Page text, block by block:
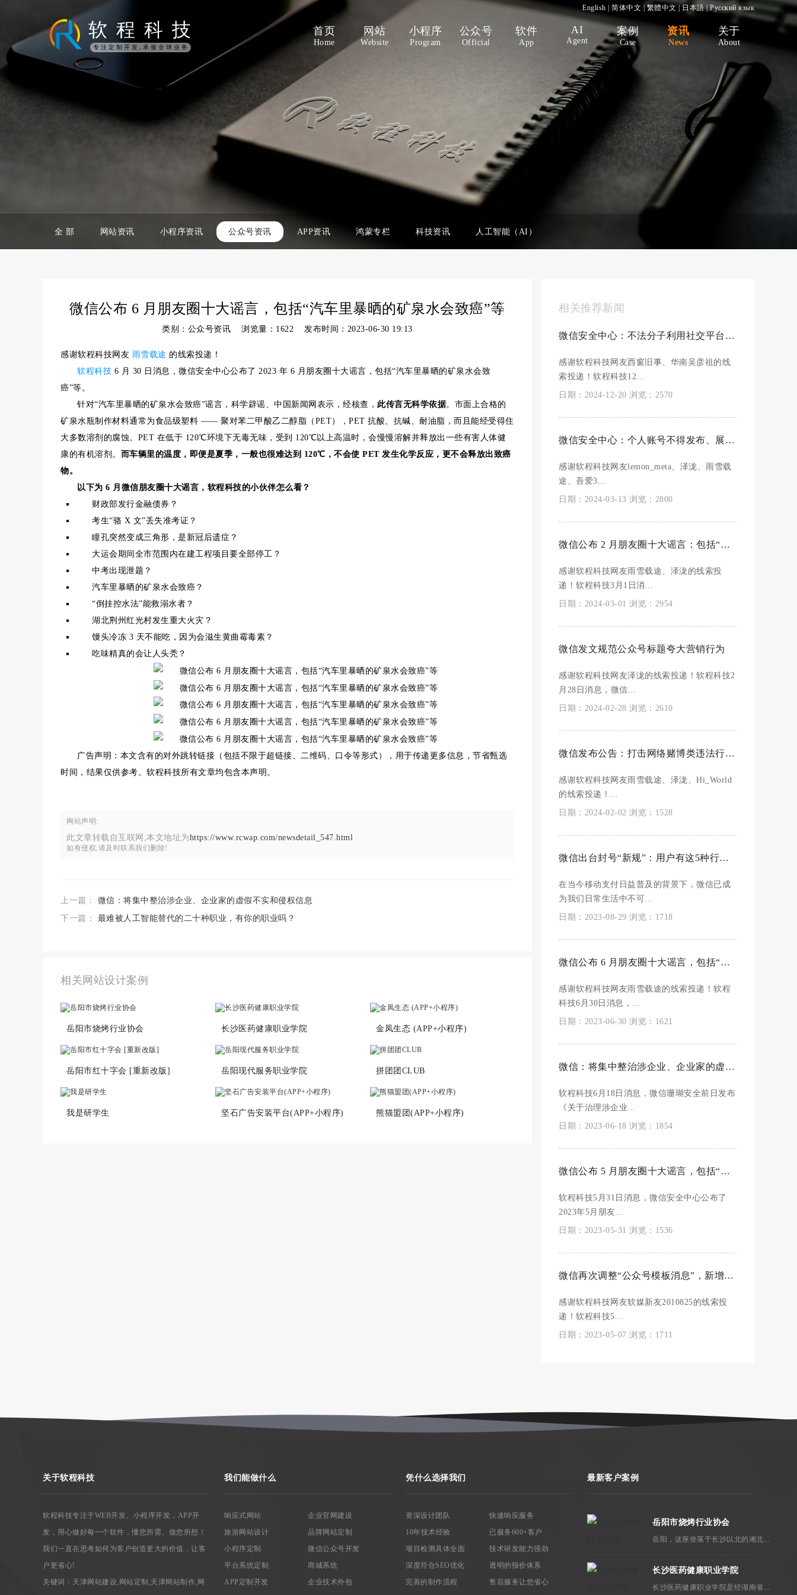
软 程 科 技
专注定制开发,承接全球业务
English 简体中文 繁體中文 日本語 | Русский язык
首页
Home
网站
Website
小程序
Program
公众号
Official
软件
App
AI
Agent
案例
Case
资讯
News
关于
About
全 部 网站资讯 小程序资讯 公众号资讯 APP资讯 鸿蒙专栏 科技资讯 人工智能（AI）
微信公布 6 月朋友圈十大谣言，包括“汽车里暴晒的矿泉水会致癌”等
类别：公众号资讯 浏览量： 1622 发布时间：2023-06-30 19:13
感谢软程科技网友 雨雪载途 的线索投递！
软程科技 6 月 30 日消息，微信安全中心公布了 2023 年 6 月朋友圈十大谣言，包括“汽车里暴晒的矿泉水会致
癌”等。
针对“汽车里暴晒的矿泉水会致癌”谣言，科学辟谣、中国新闻网表示，经核查， 此传言无科学依据。市面上合格的
矿泉水瓶制作材料通常为食品级塑料 —— 聚对苯二甲酸乙二醇脂（PET），PET 抗酸、抗碱、耐油脂，而且能经受得住
大多数溶剂的腐蚀。PET 在低于 120℃环境下无毒无味，受到 120℃以上高温时，会慢慢溶解并释放出一些有害人体健
康的有机溶剂。 而车辆里的温度，即便是夏季，一般也很难达到 120℃，不会使 PET 发生化学反应，更不会释放出致癌
物。
以下为 6 月微信朋友圈十大谣言，软程科技的小伙伴怎么看？
财政部发行金融债券？
考生“骆 X 文”丢失准考证？
瞳孔突然变成三角形，是新冠后遗症？
大运会期间全市范围内在建工程项目要全部停工？
中考出现泄题？
汽车里暴晒的矿泉水会致癌？
“倒挂控水法”能救溺水者？
湖北荆州红光村发生重大火灾？
馒头冷冻 3 天不能吃，因为会滋生黄曲霉毒素？
吃味精真的会让人头秃？
广告声明：本文含有的对外跳转链接（包括不限于超链接、二维码、口令等形式），用于传递更多信息，节省甄选
时间，结果仅供参考。软程科技所有文章均包含本声明。
网站声明:
此文章转载自互联网,本文地址为https://www.rcwap.com/newsdetail_547.html
如有侵权,请及时联系我们删除!
上一篇： 微信：将集中整治涉企业、企业家的虚假不实和侵权信息
下一篇： 最难被人工智能替代的二十种职业，有你的职业吗？
相关网站设计案例
岳阳市烧烤行业协会 长沙医药健康职业学院 金凤生态 (APP+小程序)
岳阳市红十字会 [重新改版] 岳阳现代服务职业学院 拼团团CLUB
我是研学生 坚石广告安装平台(APP+小程序) 熊猫盟团(APP+小程序)
相关推荐新闻
微信安全中心：不法分子利用社交平台大范围传播木马病毒，阶梯式处罚相关账号
感谢软程科技网友西窗旧事、华南吴彦祖的线
索投递！软程科技12...
日期：2024-12-20 浏览：2570
微信安全中心：个人账号不得发布、展示、传播各类违禁品售卖信息，最严重面临永久封号处罚
感谢软程科技网友lemon_meta、泽泷、雨雪载
途、吾爱3...
日期：2024-03-13 浏览：2800
微信公布 2 月朋友圈十大谣言：包括“头孢配酒一点事没有”等
感谢软程科技网友雨雪载途、泽泷的线索投
递！软程科技3月1日消...
日期：2024-03-01 浏览：2954
微信发文规范公众号标题夸大营销行为
感谢软程科技网友泽泷的线索投递！软程科技2
月28日消息，微信...
日期：2024-02-28 浏览：2610
微信发布公告：打击网络赌博类违法行为，涉赌账号将被限制支付能力、封号
感谢软程科技网友雨雪载途、泽泷、Hi_World
的线索投递！...
日期：2024-02-02 浏览：1528
微信出台封号“新规”：用户有这5种行为，将面临“封号”危险
在当今移动支付日益普及的背景下，微信已成
为我们日常生活中不可...
日期：2023-08-29 浏览：1718
微信公布 6 月朋友圈十大谣言，包括“汽车里暴晒的矿泉水会致癌”等
感谢软程科技网友雨雪载途的线索投递！软程
科技6月30日消息，...
日期：2023-06-30 浏览：1621
微信：将集中整治涉企业、企业家的虚假不实和侵权信息
软程科技6月18日消息，微信珊瑚安全前日发布
《关于治理涉企业...
日期：2023-06-18 浏览：1854
微信公布 5 月朋友圈十大谣言，包括“空调反复开关能省电”等
软程科技5月31日消息，微信安全中心公布了
2023年5月朋友...
日期：2023-05-31 浏览：1536
微信再次调整“公众号模板消息”，新增“去除首行内容”
感谢软程科技网友软媒新友2010825的线索投
递！软程科技5...
日期：2023-05-07 浏览：1711
关于软程科技
软程科技专注于WEB开发、小程序开发，APP开
发，用心做好每一个软件，懂您所需、做您所想！
我们一直在思考如何为客户创造更大的价值，让客
户更省心!
关键词： 天津网站建设, 网站定制 ,天津网站制作, 网
我们能做什么
响应式网站
企业官网建设
旅游网站设计
品牌网站定制
小程序定制
微信公众号开发
平台系统定制
商城系统
APP定制开发
企业技术外包
凭什么选择我们
资深设计团队
快速响应服务
10年技术经验
已服务600+客户
项目检测具体全面
技术研发能力强劲
深度符合SEO优化
透明的报价体系
完善的制作流程
售后服务让您省心
最新客户案例
岳阳市烧烤行业协会
岳阳，这座坐落于长沙以北的湘北...
长沙医药健康职业学院
长沙医药健康职业学院是经湖南省...